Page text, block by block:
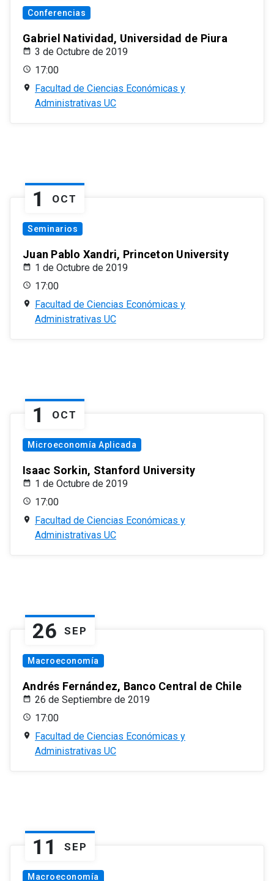
Conferencias
Gabriel Natividad, Universidad de Piura
3 de Octubre de 2019
17:00
Facultad de Ciencias Económicas y
Administrativas UC
1 OCT
Seminarios
Juan Pablo Xandri, Princeton University
1 de Octubre de 2019
17:00
Facultad de Ciencias Económicas y
Administrativas UC
1 OCT
Microeconomía Aplicada
Isaac Sorkin, Stanford University
1 de Octubre de 2019
17:00
Facultad de Ciencias Económicas y
Administrativas UC
26 SEP
Macroeconomía
Andrés Fernández, Banco Central de Chile
26 de Septiembre de 2019
17:00
Facultad de Ciencias Económicas y
Administrativas UC
11 SEP
Macroeconomía